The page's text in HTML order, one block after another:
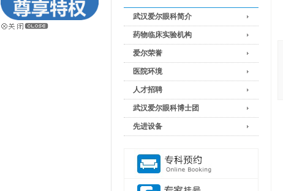
武汉爱尔眼科简介
药物临床实验机构
爱尔荣誉
医院环境
人才招聘
武汉爱尔眼科博士团
先进设备